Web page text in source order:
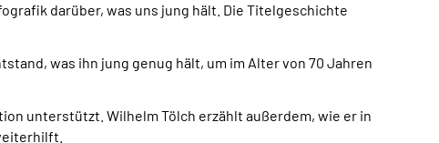
darüber, was uns jung hält. Die Titelgeschichte
was ihn jung genug hält, um im Alter von 70 Jahren
unterstützt. Wilhelm Tölch erzählt außerdem, wie er in